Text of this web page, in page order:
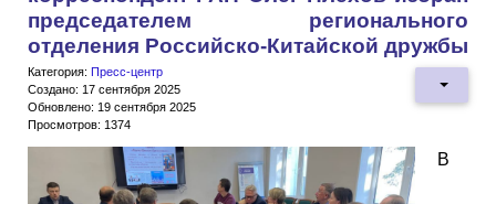
председателем регионального
отделения Российско-Китайской дружбы
Категория: Пресс-центр
Создано: 17 сентября 2025
Обновлено: 19 сентября 2025
Просмотров: 1374
В